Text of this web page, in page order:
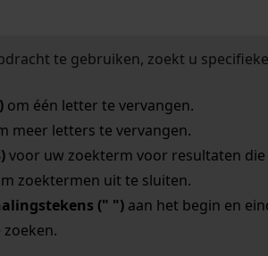
te gebruiken, zoekt u
om één letter te vervangen.
meer letters te vervangen.
voor uw zoekterm voor resultaten die
zoektermen uit te sluiten.
(" ")aan het begin en